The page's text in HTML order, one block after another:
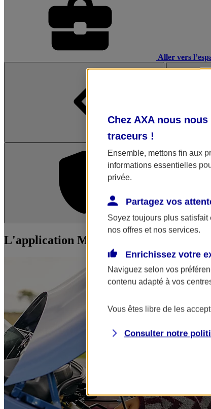
Aller vers
L'application
L'application Mon AXA Assurance, tous
Chez AXA nous
traceurs !
Ensemble, mettons fin aux
informations essentielles
privée.
Partagez vos
Soyez toujours plus satisfait
nos offres et nos services.
Enrichissez votre
Naviguez selon vos
contenu adapté à vos
Vous êtes libre de les
Consulter notre